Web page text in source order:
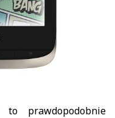
to prawdopodobnie